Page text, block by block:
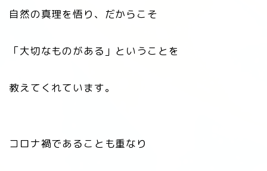
自然の真理を悟り、だからこそ
「大切なものがある」ということを
教えてくれています。
コロナ禍であることも重なり